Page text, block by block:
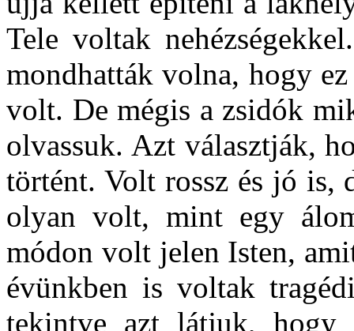
Tele voltak
mondhatták volna, hogy
volt. De mégis a zsidók
olvassuk. Azt választják,
történt. Volt rossz és jó is,
olyan volt, mint egy
módon volt jelen Isten,
évünkben is voltak
tekintve azt látjuk,